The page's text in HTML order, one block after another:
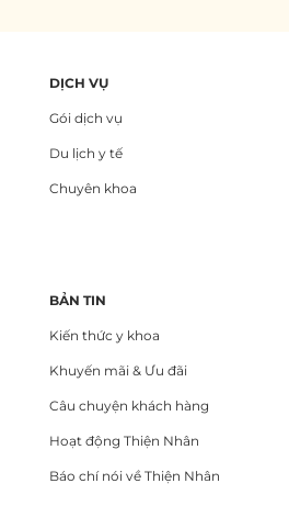
DỊCH VỤ
Gói dịch vụ
Du lịch y tế
Chuyên khoa
BẢN TIN
Kiến thức y khoa
Khuyến mãi & Ưu đãi
Câu chuyện khách hàng
Hoạt động Thiện Nhân
Báo chí nói về Thiện Nhân